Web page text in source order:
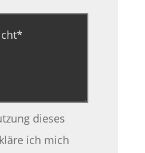
dieses
ich mich